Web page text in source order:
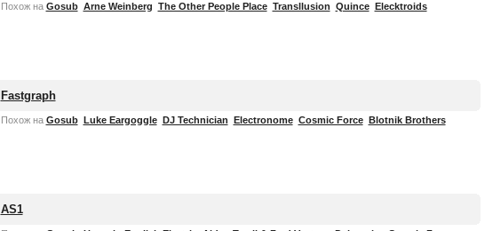
Похож на Gosub Arne Weinberg The Other People Place Transllusion Quince Elecktroids
Fastgraph
Похож на Gosub Luke Eargoggle DJ Technician Electronome Cosmic Force Blotnik Brothers
AS1